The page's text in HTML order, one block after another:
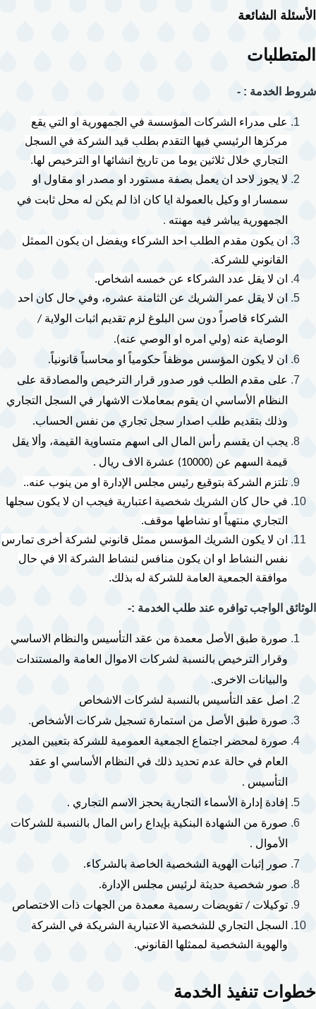
الأسئلة الشائعة
المتطلبات
شروط الخدمة : -
التجاري خلال ثلاثين يوما من تاريخ انشائها او الترخيص لها.
الجمهورية يباشر فيه مهنته .
القانوني للشركة.
ان لا يقل عدد الشركاء عن خمسه اشخاص.
الوصاية عنه (ولي امره او الوصي عنه).
ان لا يكون المؤسس موظفاً حكومياً او محاسباً قانونياً.
وذلك بتقديم طلب اصدار سجل تجاري من نفس الحساب.
قيمة السهم عن (10000) عشرة الاف ريال .
تلتزم الشركة بتوقيع رئيس مجلس الإدارة او من ينوب عنه..
التجاري منتهياً او نشاطها موقف.
موافقة الجمعية العامة للشركة له بذلك.
الوثائق الواجب توافره عند طلب الخدمة :-
والبيانات الاخرى.
اصل عقد التأسيس بالنسبة لشركات الاشخاص
صورة طبق الأصل من استمارة تسجيل شركات الأشخاص.
التأسيس .
إفادة إدارة الأسماء التجارية بحجز الاسم التجاري .
الأموال .
صور إثبات الهوية الشخصية الخاصة بالشركاء.
صور شخصية حديثة لرئيس مجلس الإدارة.
توكيلات / تفويضات رسمية معمدة من الجهات ذات الاختصاص
والهوية الشخصية لممثلها القانوني.
خطوات تنفيذ الخدمة